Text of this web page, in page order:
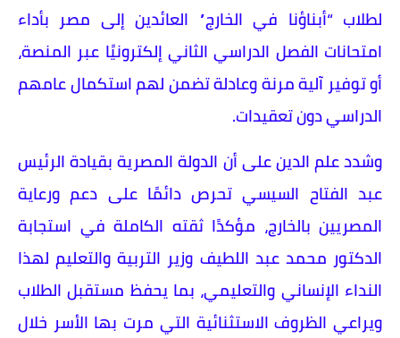
لطلاب “أبناؤنا في الخارج” العائدين إلى مصر بأداء
امتحانات الفصل الدراسي الثاني إلكترونيًا عبر المنصة،
أو توفير آلية مرنة وعادلة تضمن لهم استكمال عامهم
الدراسي دون تعقيدات.
وشدد علم الدين على أن الدولة المصرية بقيادة الرئيس
عبد الفتاح السيسي تحرص دائمًا على دعم ورعاية
المصريين بالخارج، مؤكدًا ثقته الكاملة في استجابة
الدكتور محمد عبد اللطيف وزير التربية والتعليم لهذا
النداء الإنساني والتعليمي، بما يحفظ مستقبل الطلاب
ويراعي الظروف الاستثنائية التي مرت بها الأسر خلال